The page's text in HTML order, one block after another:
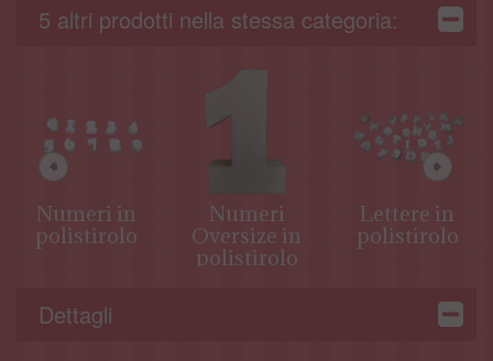
5 altri prodotti nella stessa categoria:
Numeri in
polistirolo
Numeri
Oversize in
polistirolo
Lettere in
polistirolo
Dettagli